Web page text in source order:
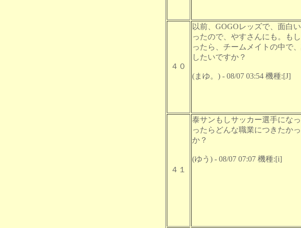
４０
以前、GOGOレッズで、面白
ったので、やすさんにも。も
ったら、チームメイトの中で
したいですか？
(まゆ。) - 08/07 03:54 機種:[J]
４１
泰サンもしサッカー選手にな
ったらどんな職業につきたか
か？
(ゆう) - 08/07 07:07 機種:[i]